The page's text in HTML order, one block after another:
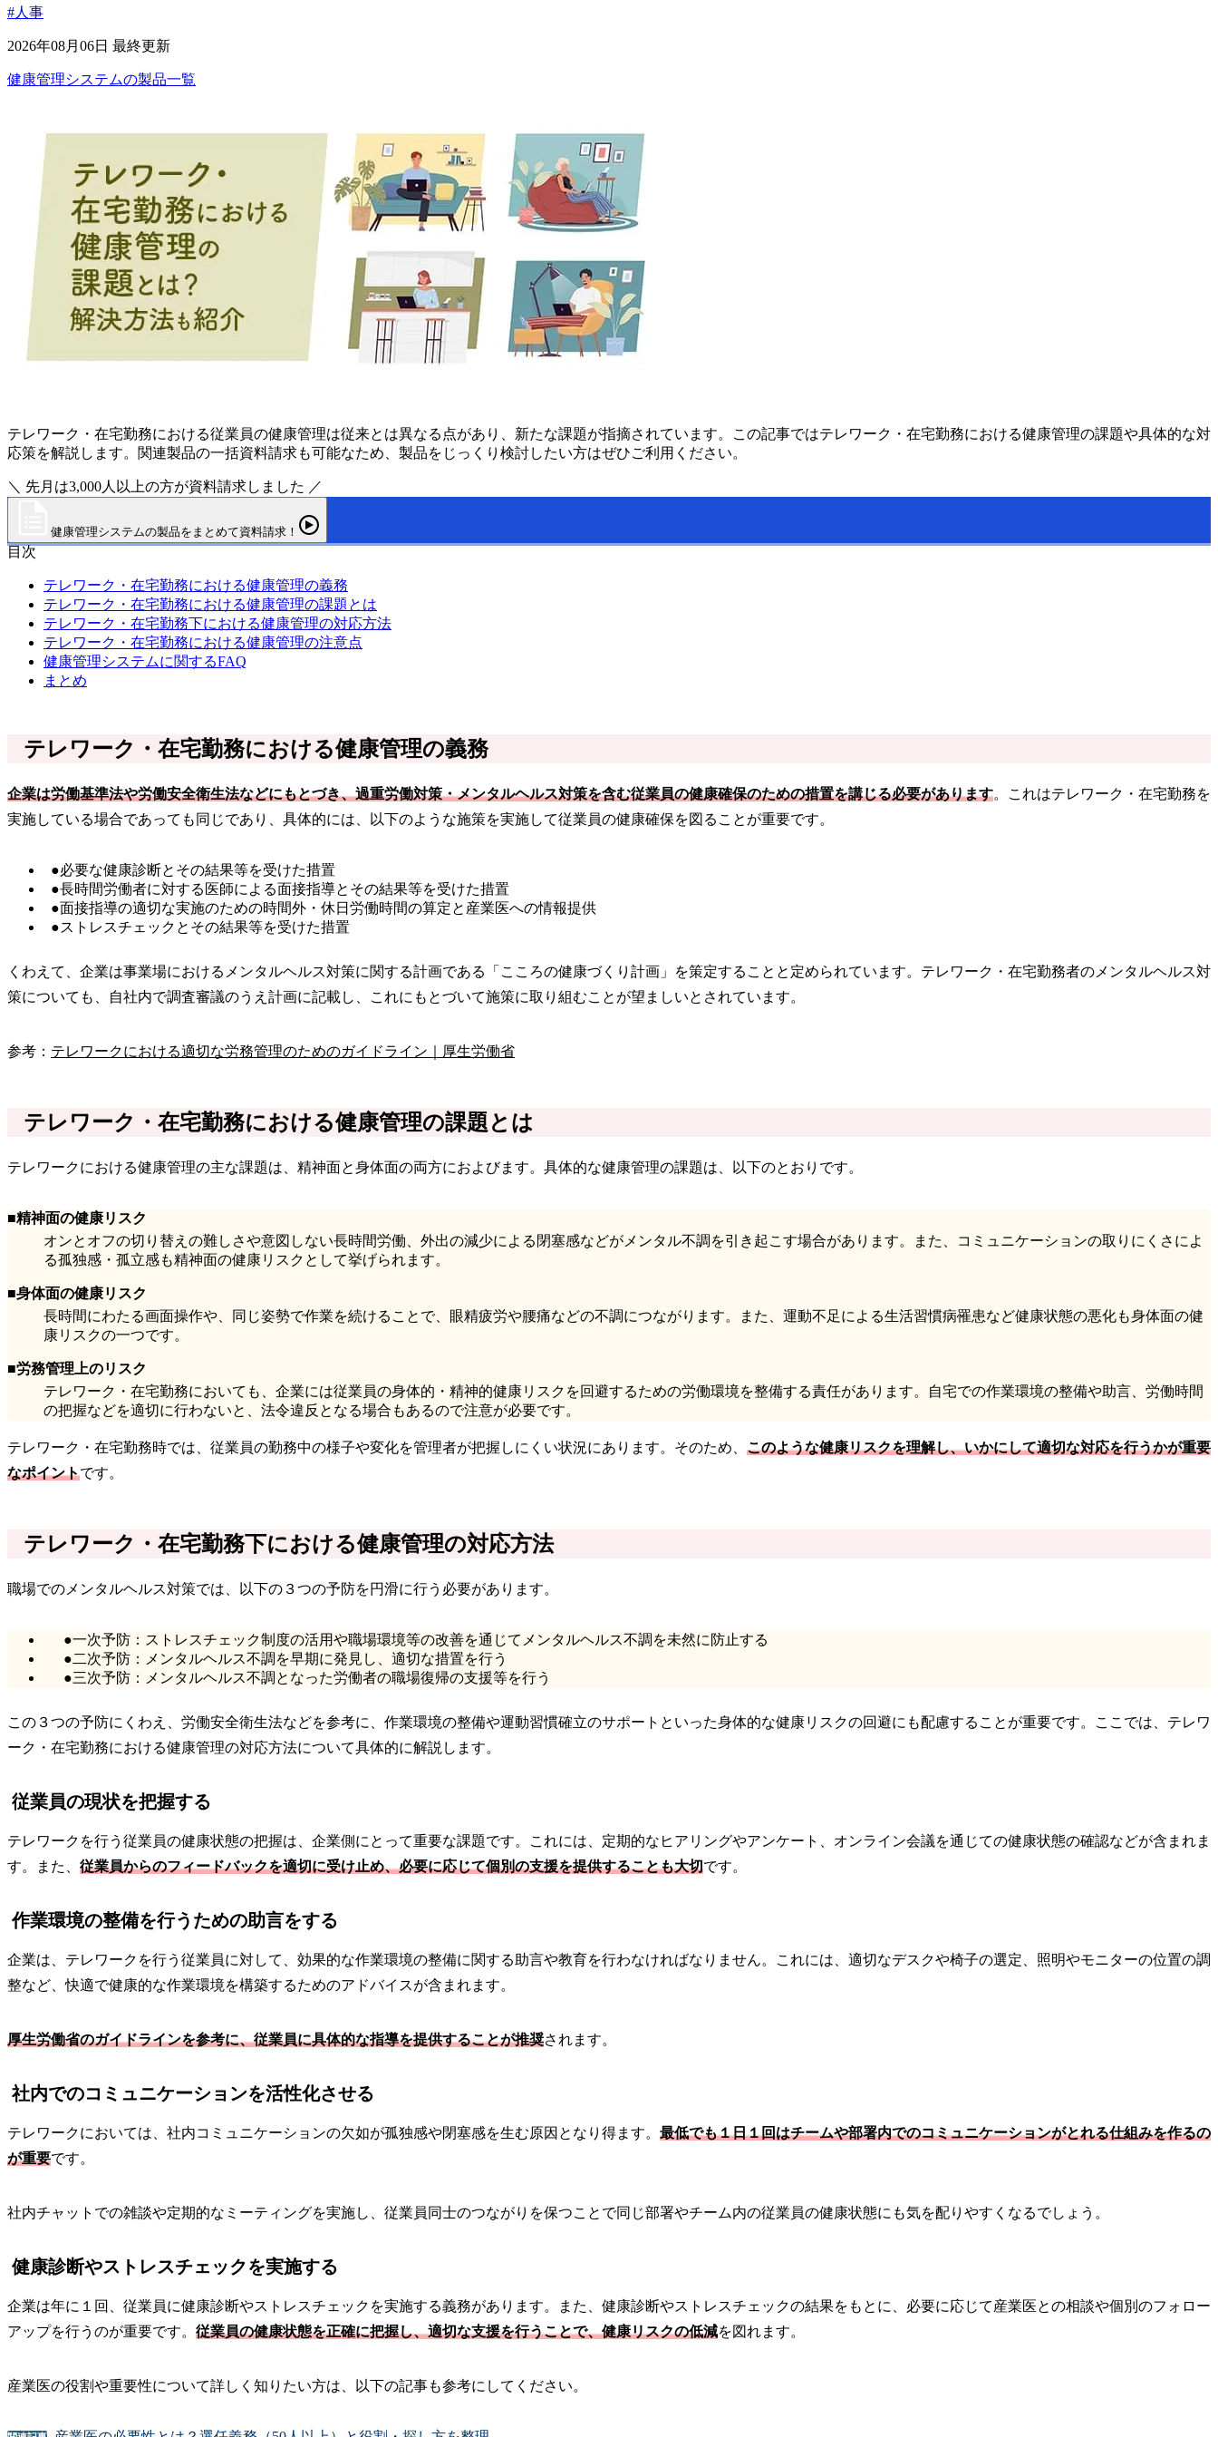
#人事
2026年08月06日 最終更新
健康管理システムの製品一覧
テレワーク・在宅勤務における従業員の健康管理は従来とは異なる点があり、新たな課題が指摘されています。この記事ではテレワーク・在宅勤務における健康管理の課題や具体的な対
応策を解説します。関連製品の一括資料請求も可能なため、製品をじっくり検討したい方はぜひご利用ください。
＼ 先月は3,000人以上の方が資料請求しました ／
健康管理システムの製品をまとめて資料請求！
目次
テレワーク・在宅勤務における健康管理の義務
テレワーク・在宅勤務における健康管理の課題とは
テレワーク・在宅勤務下における健康管理の対応方法
テレワーク・在宅勤務における健康管理の注意点
健康管理システムに関するFAQ
まとめ
テレワーク・在宅勤務における健康管理の義務
企業は労働基準法や労働安全衛生法などにもとづき、過重労働対策・メンタルヘルス対策を含む従業員の健康確保のための措置を講じる必要があります。これはテレワーク・在宅勤務を
実施している場合であっても同じであり、具体的には、以下のような施策を実施して従業員の健康確保を図ることが重要です。
●必要な健康診断とその結果等を受けた措置
●長時間労働者に対する医師による面接指導とその結果等を受けた措置
●面接指導の適切な実施のための時間外・休日労働時間の算定と産業医への情報提供
●ストレスチェックとその結果等を受けた措置
くわえて、企業は事業場におけるメンタルヘルス対策に関する計画である「こころの健康づくり計画」を策定することと定められています。テレワーク・在宅勤務者のメンタルヘルス対
策についても、自社内で調査審議のうえ計画に記載し、これにもとづいて施策に取り組むことが望ましいとされています。
参考： テレワークにおける適切な労務管理のためのガイドライン｜厚生労働省
テレワーク・在宅勤務における健康管理の課題とは
テレワークにおける健康管理の主な課題は、精神面と身体面の両方におよびます。具体的な健康管理の課題は、以下のとおりです。
■精神面の健康リスク
オンとオフの切り替えの難しさや意図しない長時間労働、外出の減少による閉塞感などがメンタル不調を引き起こす場合があります。また、コミュニケーションの取りにくさによ
る孤独感・孤立感も精神面の健康リスクとして挙げられます。
■身体面の健康リスク
長時間にわたる画面操作や、同じ姿勢で作業を続けることで、眼精疲労や腰痛などの不調につながります。また、運動不足による生活習慣病罹患など健康状態の悪化も身体面の健
康リスクの一つです。
■労務管理上のリスク
テレワーク・在宅勤務においても、企業には従業員の身体的・精神的健康リスクを回避するための労働環境を整備する責任があります。自宅での作業環境の整備や助言、労働時間
の把握などを適切に行わないと、法令違反となる場合もあるので注意が必要です。
テレワーク・在宅勤務時では、従業員の勤務中の様子や変化を管理者が把握しにくい状況にあります。そのため、 このような健康リスクを理解し、いかにして適切な対応を行うかが重要
なポイントです。
テレワーク・在宅勤務下における健康管理の対応方法
職場でのメンタルヘルス対策では、以下の３つの予防を円滑に行う必要があります。
●一次予防：ストレスチェック制度の活用や職場環境等の改善を通じてメンタルヘルス不調を未然に防止する
●二次予防：メンタルヘルス不調を早期に発見し、適切な措置を行う
●三次予防：メンタルヘルス不調となった労働者の職場復帰の支援等を行う
この３つの予防にくわえ、労働安全衛生法などを参考に、作業環境の整備や運動習慣確立のサポートといった身体的な健康リスクの回避にも配慮することが重要です。ここでは、テレワ
ーク・在宅勤務における健康管理の対応方法について具体的に解説します。
従業員の現状を把握する
テレワークを行う従業員の健康状態の把握は、企業側にとって重要な課題です。これには、定期的なヒアリングやアンケート、オンライン会議を通じての健康状態の確認などが含まれま
す。また、 従業員からのフィードバックを適切に受け止め、必要に応じて個別の支援を提供することも大切です。
作業環境の整備を行うための助言をする
企業は、テレワークを行う従業員に対して、効果的な作業環境の整備に関する助言や教育を行わなければなりません。これには、適切なデスクや椅子の選定、照明やモニターの位置の調
整など、快適で健康的な作業環境を構築するためのアドバイスが含まれます。
厚生労働省のガイドラインを参考に、従業員に具体的な指導を提供することが推奨されます。
社内でのコミュニケーションを活性化させる
テレワークにおいては、社内コミュニケーションの欠如が孤独感や閉塞感を生む原因となり得ます。 最低でも１日１回はチームや部署内でのコミュニケーションがとれる仕組みを作るの
が重要です。
社内チャットでの雑談や定期的なミーティングを実施し、従業員同士のつながりを保つことで同じ部署やチーム内の従業員の健康状態にも気を配りやすくなるでしょう。
健康診断やストレスチェックを実施する
企業は年に１回、従業員に健康診断やストレスチェックを実施する義務があります。また、健康診断やストレスチェックの結果をもとに、必要に応じて産業医との相談や個別のフォロー
アップを行うのが重要です。 従業員の健康状態を正確に把握し、適切な支援を行うことで、健康リスクの低減を図れます。
産業医の役割や重要性について詳しく知りたい方は、以下の記事も参考にしてください。